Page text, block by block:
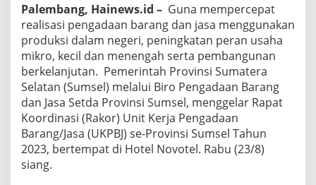
Palembang, Hainews.id – Guna mempercepat
realisasi pengadaan barang dan jasa menggunakan
produksi dalam negeri, peningkatan peran usaha
mikro, kecil dan menengah serta pembangunan
berkelanjutan. Pemerintah Provinsi Sumatera
Selatan (Sumsel) melalui Biro Pengadaan Barang
dan Jasa Setda Provinsi Sumsel, menggelar Rapat
Koordinasi (Rakor) Unit Kerja Pengadaan
Barang/Jasa (UKPBJ) se-Provinsi Sumsel Tahun
2023, bertempat di Hotel Novotel. Rabu (23/8)
siang.